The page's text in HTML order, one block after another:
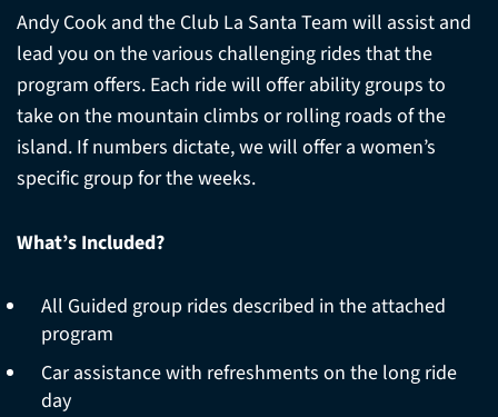
Andy Cook and the Club La Santa Team will assist and
lead you on the various challenging rides that the
program offers. Each ride will offer ability groups to
take on the mountain climbs or rolling roads of the
island. If numbers dictate, we will offer a women’s
specific group for the weeks.
What’s Included?
All Guided group rides described in the attached
program
Car assistance with refreshments on the long ride
day